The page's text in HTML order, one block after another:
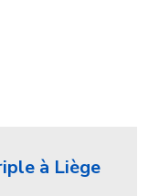
à Liège